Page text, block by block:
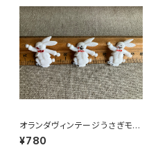
オランダヴィンテージうさぎモチ
ーフプラパーツ30個セットｄ
¥780